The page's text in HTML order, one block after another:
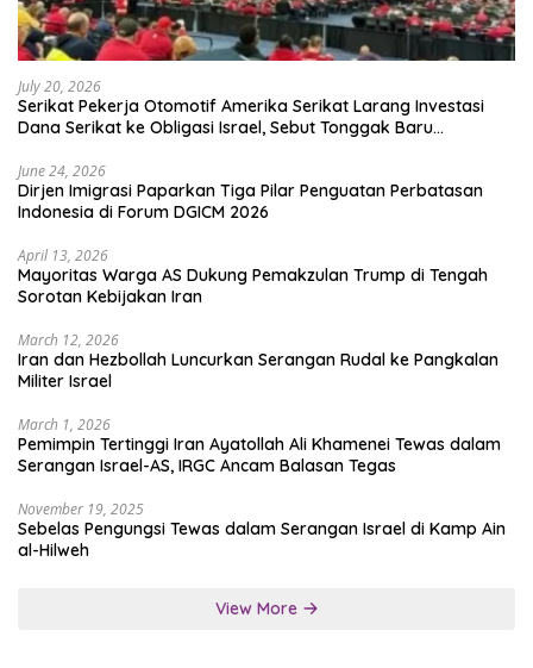
July 20, 2026
Serikat Pekerja Otomotif Amerika Serikat Larang Investasi
Dana Serikat ke Obligasi Israel, Sebut Tonggak Baru
June 24, 2026
Dirjen Imigrasi Paparkan Tiga Pilar Penguatan Perbatasan
Indonesia di Forum DGICM 2026
April 13, 2026
Mayoritas Warga AS Dukung Pemakzulan Trump di Tengah
Sorotan Kebijakan Iran
March 12, 2026
Iran dan Hezbollah Luncurkan Serangan Rudal ke Pangkalan
Militer Israel
March 1, 2026
Pemimpin Tertinggi Iran Ayatollah Ali Khamenei Tewas dalam
Serangan Israel-AS, IRGC Ancam Balasan Tegas
November 19, 2025
Sebelas Pengungsi Tewas dalam Serangan Israel di Kamp Ain
al-Hilweh
View More